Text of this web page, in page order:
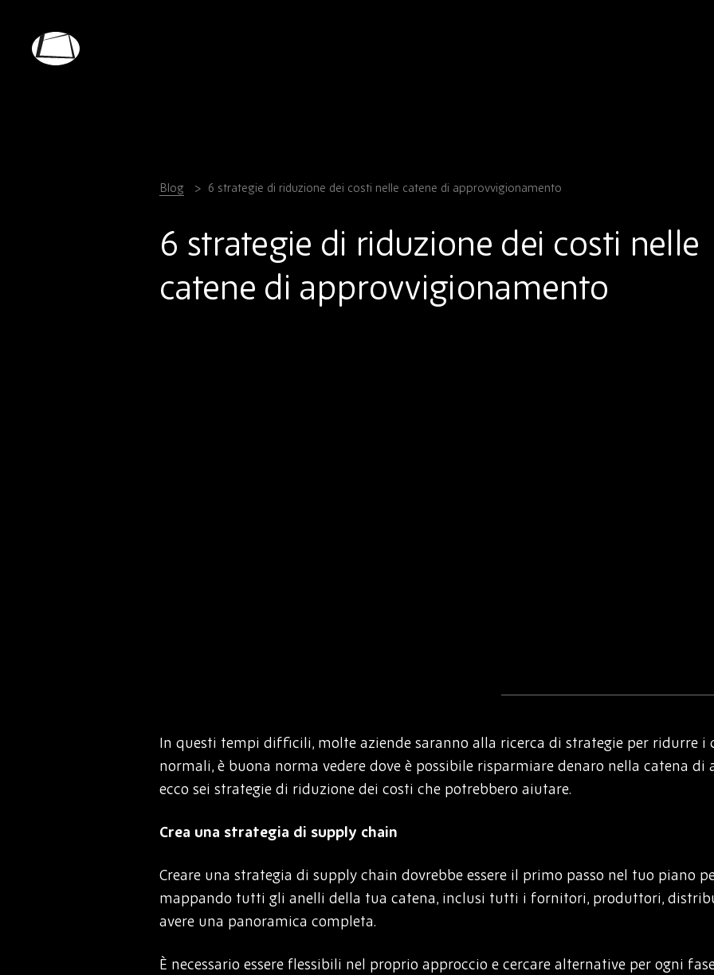
main
Blog 6 strategie di riduzione dei costi nelle catene di approvvigionamento
6 strategie di riduzione dei costi nelle
catene di approvvigionamento
In questi tempi difficili, molte aziende saranno alla ricerca di strategie per ridurre i
normali, è buona norma vedere dove è possibile risparmiare denaro nella catena
ecco sei strategie di riduzione dei costi che potrebbero aiutare.
Crea una strategia di supply chain
Creare una strategia di supply chain dovrebbe essere il primo passo nel tuo piano
mappando tutti gli anelli della tua catena, inclusi tutti i fornitori, produttori,
avere una panoramica completa.
È necessario essere flessibili nel proprio approccio e cercare alternative per ogni